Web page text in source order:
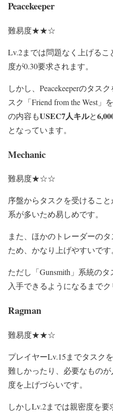
Peacekeeper
難易度★★☆
Lv.2までは問題なく上げる
度が0.30要求されます。
しかし、Peacekeeperのタス
スク「Friend from the West
の内容もUSEC7人キルと
となっています。
Mechanic
難易度★☆☆
序盤からタスクを受けるこ
系が多いため易しめです。
また、ほかのトレーダーの
ため、かなり上げやすいです
ただし「Gunsmith」系統の
入手できるようになるまでク
Ragman
難易度★★☆
プレイヤーLv.15までタスク
難しかったり、必要なもの
度を上げづらいです。
しかしLv.2までは親密度を